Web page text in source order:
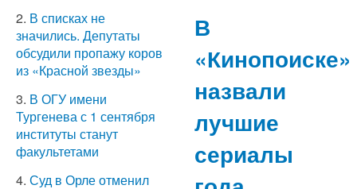
2. В списках не
значились. Депутаты
обсудили пропажу коров
из «Красной звезды»
3. В ОГУ имени
Тургенева с 1 сентября
институты станут
факультетами
4. Суд в Орле отменил
В
«Кинопоиске»
назвали
лучшие
сериалы